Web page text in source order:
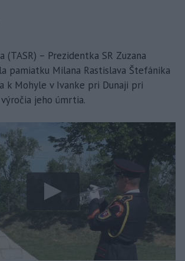
(TASR) – Prezidentka SR Zuzana
pamiatku Milana Rastislava Štefánika
k Mohyle v Ivanke pri Dunaji pri
jeho úmrtia.